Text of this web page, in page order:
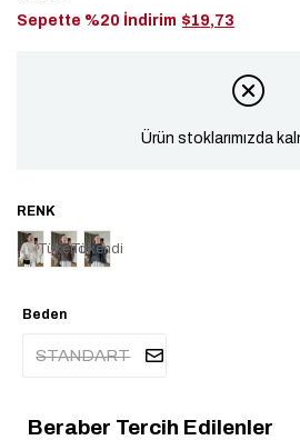
Sepette %20 İndirim $19,73
Ürün stoklarımızda
TükendiTükendi
Beden
STANDART
Beraber Tercih Edilenler